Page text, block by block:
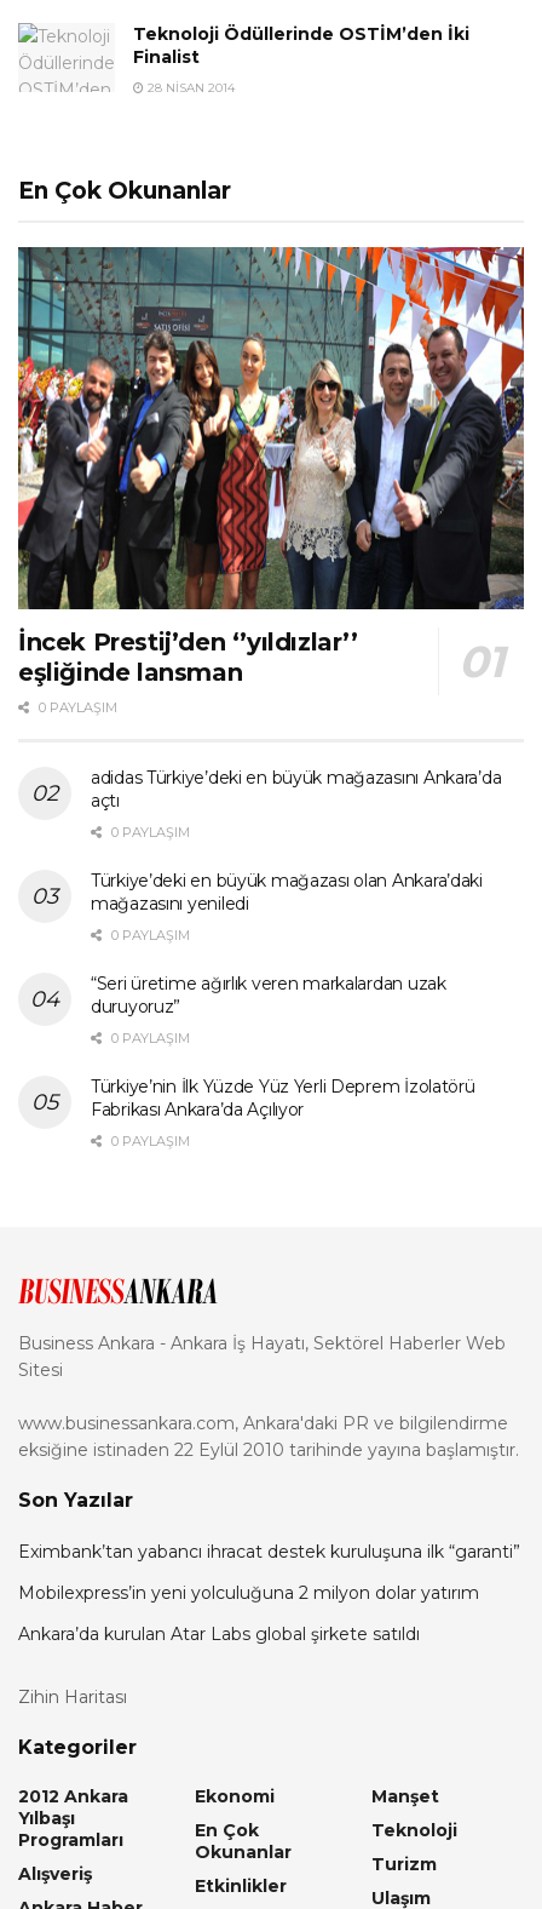
Teknoloji Ödüllerinde OSTİM’den İki
Finalist
28 NISAN 2014
En Çok Okunanlar
İncek Prestij’den ‘’yıldızlar’’
eşliğinde lansman
0 PAYLAŞIM
adidas Türkiye’deki en büyük mağazasını Ankara’da
açtı
0 PAYLAŞIM
Türkiye’deki en büyük mağazası olan Ankara’daki
mağazasını yeniledi
0 PAYLAŞIM
“Seri üretime ağırlık veren markalardan uzak
duruyoruz”
0 PAYLAŞIM
Türkiye’nin İlk Yüzde Yüz Yerli Deprem İzolatörü
Fabrikası Ankara’da Açılıyor
0 PAYLAŞIM
Business Ankara - Ankara İş Hayatı, Sektörel Haberler Web
Sitesi
www.businessankara.com, Ankara'daki PR ve bilgilendirme
eksiğine istinaden 22 Eylül 2010 tarihinde yayına başlamıştır.
Son Yazılar
Eximbank’tan yabancı ihracat destek kuruluşuna ilk “garanti”
Mobilexpress’in yeni yolculuğuna 2 milyon dolar yatırım
Ankara’da kurulan Atar Labs global şirkete satıldı
Zihin Haritası
Kategoriler
2012 Ankara
Yılbaşı
Programları
Alışveriş
Ekonomi
En Çok
Okunanlar
Etkinlikler
Manşet
Teknoloji
Turizm
Ulaşım